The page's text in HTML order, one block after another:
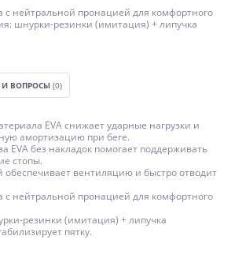
с нейтральной пронацией для комфортного
шнурки-резинки (имитация) + липучка
ВОПРОСЫ (0)
EVA снижает ударные нагрузки и
амортизацию при беге.
EVA без накладок помогает поддерживать
стопы.
вентиляцию и быстро отводит
с нейтральной пронацией для комфортного
резинки (имитация) + липучка
пятку.